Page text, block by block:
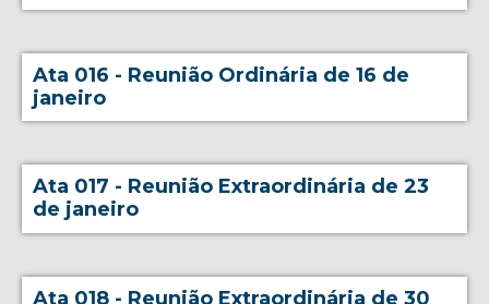
Ata 016 - Reunião Ordinária de 16 de
janeiro
Ata 017 - Reunião Extraordinária de 23
de janeiro
Ata 018 - Reunião Extraordinária de 30